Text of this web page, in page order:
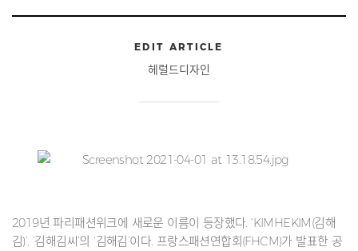
EDIT ARTICLE
헤럴드디자인
2019년 파리패션위크에 새로운 이름이 등장했다. ‘KIMHEKIM(김해
김)’, ‘김해김씨’의 ‘김해김’이다. 프랑스패션연합회(FHCM)가 발표한 공